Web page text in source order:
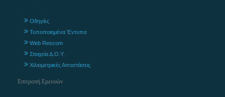
Οδηγίες
Τυποποιημένα Έντυπα
Web Rescom
Στοιχεία Δ.Ο.Υ.
Χιλιομετρικές Αποστάσεις
Επιτροπή Ερευνών